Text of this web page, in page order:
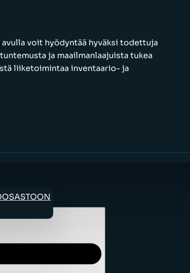
voit hyödyntää hyväksi todettuja
ja maailmanlaajuista tukea
liiketoimintaa inventaario- ja